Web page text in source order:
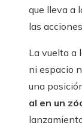
que lleva a
las
La vuelta a
ni espacio
una
al en un